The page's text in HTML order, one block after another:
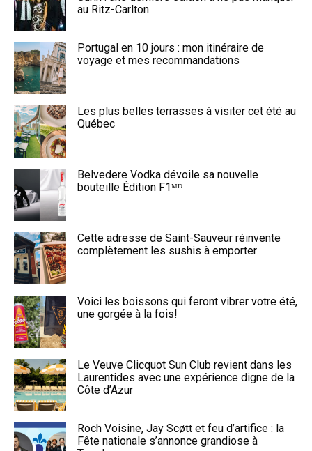
au Ritz-Carlton
Portugal en 10 jours : mon itinéraire de
voyage et mes recommandations
Les plus belles terrasses à visiter cet été au
Québec
Belvedere Vodka dévoile sa nouvelle
bouteille Édition F1ᴹᴰ
Cette adresse de Saint-Sauveur réinvente
complètement les sushis à emporter
Voici les boissons qui feront vibrer votre été,
une gorgée à la fois!
Le Veuve Clicquot Sun Club revient dans les
Laurentides avec une expérience digne de la
Côte d’Azur
Roch Voisine, Jay Scøtt et feu d’artifice : la
Fête nationale s’annonce grandiose à